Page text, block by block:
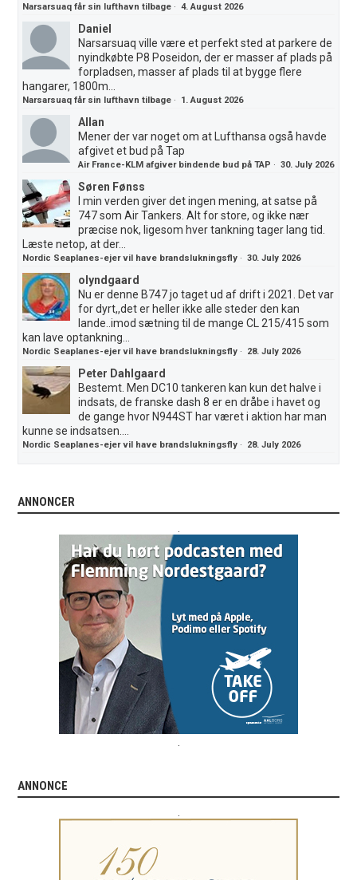
Narsarsuaq får sin lufthavn tilbage ·4. August 2026
Daniel
Narsarsuaq ville være et perfekt sted at parkere de
nyindkøbte P8 Poseidon, der er masser af plads på
forpladsen, masser af plads til at bygge flere
hangarer, 1800m...
Narsarsuaq får sin lufthavn tilbage · 1. August 2026
Allan
Mener der var noget om at Lufthansa også havde
afgivet et bud på Tap
Air France-KLM afgiver bindende bud på TAP ·30. July 2026
Søren Fønss
I min verden giver det ingen mening, at satse på
747 som Air Tankers. Alt for store, og ikke nær
præcise nok, ligesom hver tankning tager lang tid.
Læste netop, at der...
Nordic Seaplanes-ejer vil have brandslukningsfly ·30. July 2026
olyndgaard
Nu er denne B747 jo taget ud af drift i 2021. Det var
for dyrt,,det er heller ikke alle steder den kan
lande..imod sætning til de mange CL 215/415 som
kan lave optankning...
Nordic Seaplanes-ejer vil have brandslukningsfly · 28. July 2026
Peter Dahlgaard
Bestemt. Men DC10 tankeren kan kun det halve i
indsats, de franske dash 8 er en dråbe i havet og
de gange hvor N944ST har været i aktion har man
kunne se indsatsen....
Nordic Seaplanes-ejer vil have brandslukningsfly · 28. July 2026
ANNONCER
ANNONCE